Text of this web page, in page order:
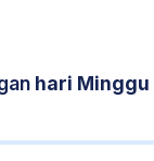
hari Minggu